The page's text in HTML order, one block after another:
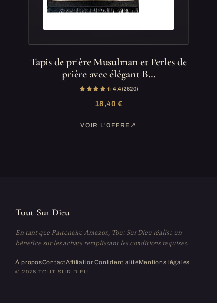
Tapis de prière Musulman et Perles de
prière avec élégant B…
4,4(2 620)
18,40 €
VOIR L'OFFRE
Tout Sur Dieu
En tant que Partenaire Amazon, Tout Sur Dieu réalise un
bénéfice sur les achats remplissant les conditions requises.
À proposContactAffiliationConfidentialité Mentions légales
© 2026 TOUT SUR DIEU